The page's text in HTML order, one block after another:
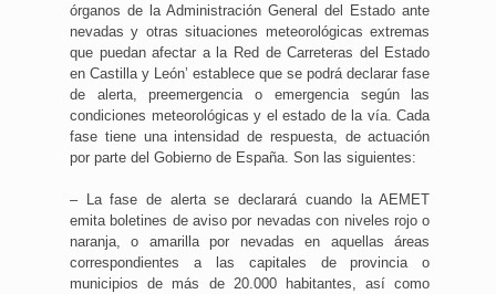
órganos de la Administración General del Estado ante
nevadas y otras situaciones meteorológicas extremas
que puedan afectar a la Red de Carreteras del Estado
en Castilla y León’ establece que se podrá declarar fase
de alerta, preemergencia o emergencia según las
condiciones meteorológicas y el estado de la vía. Cada
fase tiene una intensidad de respuesta, de actuación
por parte del Gobierno de España. Son las siguientes:
– La fase de alerta se declarará cuando la AEMET
emita boletines de aviso por nevadas con niveles rojo o
naranja, o amarilla por nevadas en aquellas áreas
correspondientes a las capitales de provincia o
municipios de más de 20.000 habitantes, así como